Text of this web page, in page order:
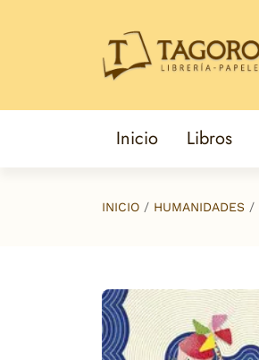
Inicio Libros
INICIO HUMANIDADES